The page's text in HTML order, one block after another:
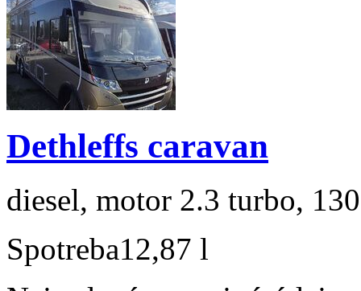
Dethleffs caravan
diesel, motor 2.3 turbo,
Spotreba12,87 l